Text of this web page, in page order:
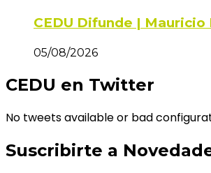
CEDU Difunde |
05/08/2026
CEDU en Twitter
No tweets available or bad
Suscribirte a